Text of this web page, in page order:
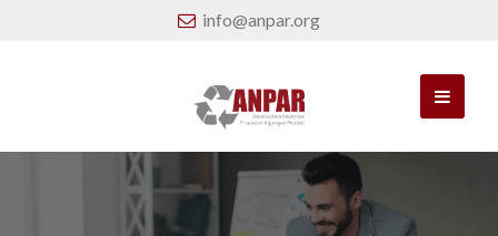
info@anpar.org